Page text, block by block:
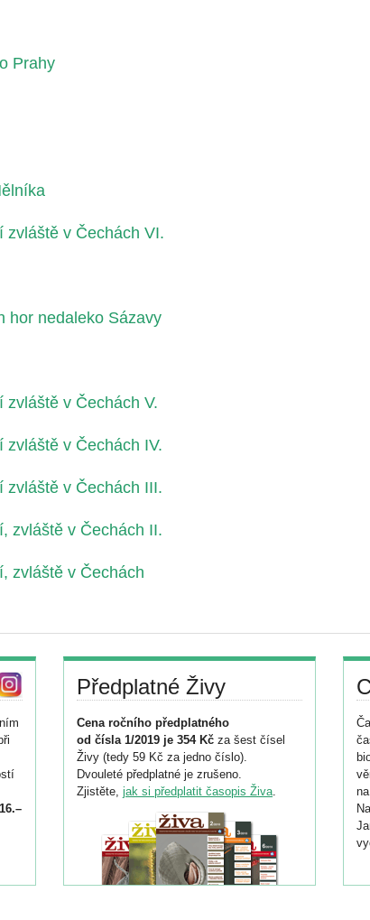
Prahy
zvláště v Čechách VI.
hor nedaleko Sázavy
v Čechách V.
v Čechách IV.
zvláště v Čechách III.
zvláště v Čechách II.
zvláště v Čechách
Předplatné Živy
Cena ročního předplatného
od čísla 1/2019 je 354 Kč za šest čísel
Živy (tedy 59 Kč za jedno číslo).
Dvouleté předplatné je zrušeno.
Zjistěte, jak si předplatit časopis Živa.